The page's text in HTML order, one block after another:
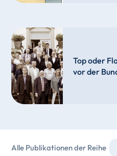
Top oder
vor der
Alle Publikationen der Reihe